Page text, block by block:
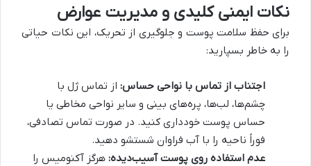
نکات ایمنی کلیدی و مدیریت عوارض
برای حفظ سلامت پوست و جلوگیری از تحریک، این نکات حیاتی
را به خاطر بسپارید:
اجتناب از تماس با نواحی حساس: از تماس ژل با
چشم‌ها، لب‌ها، پره‌های بینی و سایر نواحی مخاطی یا
حساس پوست خودداری کنید. در صورت تماس تصادفی،
فوراً ناحیه را با آب فراوان شستشو دهید.
عدم استفاده روی پوست آسیب‌دیده: هرگز آکنومیس را